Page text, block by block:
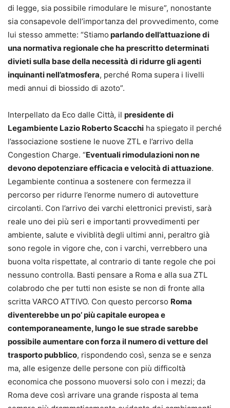
di legge, sia possibile rimodulare le misure”, nonostante
sia consapevole dell’importanza del provvedimento, come
lui stesso ammette: “Stiamo parlando dell’attuazione di
una normativa regionale che ha prescritto determinati
divieti sulla base della necessità di ridurre gli agenti
inquinanti nell’atmosfera, perché Roma supera i livelli
medi annui di biossido di azoto”.
Interpellato da Eco dalle Città, il presidente di
Legambiente Lazio Roberto Scacchi ha spiegato il perché
l’associazione sostiene le nuove ZTL e l’arrivo della
Congestion Charge. “Eventuali rimodulazioni non ne
devono depotenziare efficacia e velocità di attuazione.
Legambiente continua a sostenere con fermezza il
percorso per ridurre l’enorme numero di autovetture
circolanti. Con l’arrivo dei varchi elettronici previsti, sarà
reale uno dei più seri e importanti provvedimenti per
ambiente, salute e viviblità degli ultimi anni, peraltro già
sono regole in vigore che, con i varchi, verrebbero una
buona volta rispettate, al contrario di tante regole che poi
nessuno controlla. Basti pensare a Roma e alla sua ZTL
colabrodo che per tutti non esiste se non di fronte alla
scritta VARCO ATTIVO. Con questo percorso Roma
diventerebbe un po’ più capitale europea e
contemporaneamente, lungo le sue strade sarebbe
possibile aumentare con forza il numero di vetture del
trasporto pubblico, rispondendo così, senza se e senza
ma, alle esigenze delle persone con più difficoltà
economica che possono muoversi solo con i mezzi; da
Roma deve così arrivare una grande risposta al tema